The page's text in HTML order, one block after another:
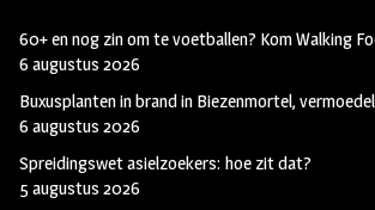
60+ en nog zin om te voetballen? Kom Walking
6 augustus 2026
Buxusplanten in brand in Biezenmortel,
6 augustus 2026
Spreidingswet asielzoekers: hoe zit dat?
5 augustus 2026